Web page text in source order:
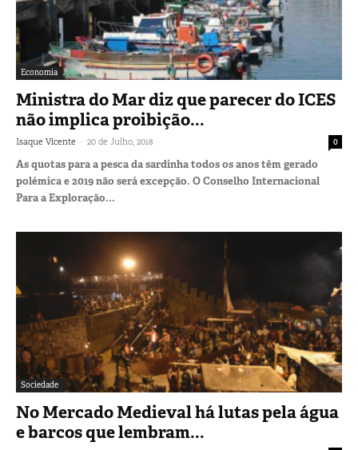
Economia
Ministra do Mar diz que parecer do ICES
não implica proibição...
Isaque Vicente - 20 de Julho, 2018 0
As quotas para a pesca da sardinha todos os anos têm gerado
polémica e 2019 não será excepção. O Conselho Internacional
Para a Exploração...
Sociedade
No Mercado Medieval há lutas pela água
e barcos que lembram...